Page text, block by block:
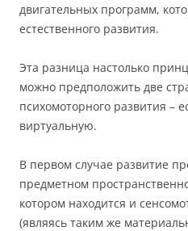
двигательных программ,
естественного развития.
Эта разница настолько
можно предположить две
психомоторного развития –
виртуальную.
В первом случае развитие
предметном
котором находится и
(являясь таким же